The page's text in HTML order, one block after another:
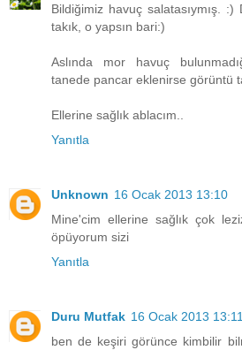
Bildiğimiz havuç salatasıymış.
takık, o yapsın bari:)
Aslında mor havuç
tanede pancar eklenirse görüntü
Ellerine sağlık ablacım..
Yanıtla
Unknown 16 Ocak 2013 13:10
Mine'cim ellerine sağlık çok
öpüyorum sizi
Yanıtla
Duru Mutfak 16 Ocak 2013 13:11
ben de keşiri görünce kimbilir